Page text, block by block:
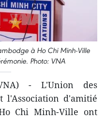
à Ho Chi Minh-Ville
Photo: VNA
- L'Union des
l'Association d'amitié
Chi Minh-Ville ont